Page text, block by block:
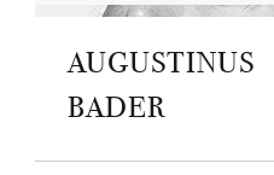
AUGUSTINUS
BADER